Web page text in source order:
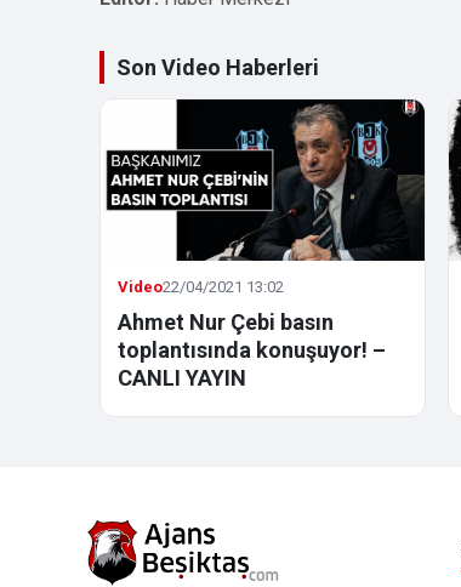
Son Video Haberleri
Video22/04/2021 13:02
Ahmet Nur Çebi basın
toplantısında konuşuyor! –
CANLI YAYIN